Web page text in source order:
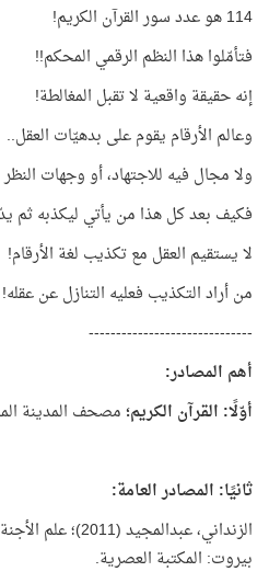
114 هو عدد سور القرآن الكريم!
فتأمّلوا هذا النظم الرقمي المحكم!!
إنه حقيقة واقعية لا تقبل المغالطة!
وعالم الأرقام يقوم على بدهيّات العقل..
ولا مجال فيه للاجتهاد، أو وجهات
فكيف بعد كل هذا من يأتي ليكذبه ثم
لا يستقيم العقل مع تكذيب لغة الأرقام!
من أراد التكذيب فعليه التنازل عن عقله!
------------------------------
أهم المصادر:
أوّلًا: القرآن الكريم؛مصحف المدينة
ثانيًا: المصادر العامة:
الزنداني،
بيروت: المكتبة العصرية.